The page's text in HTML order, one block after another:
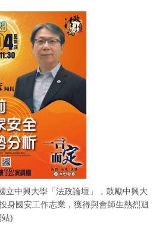
立中興大學「法政論壇」，鼓勵中興大
身國安工作志業，獲得與會師生熱烈迴
)